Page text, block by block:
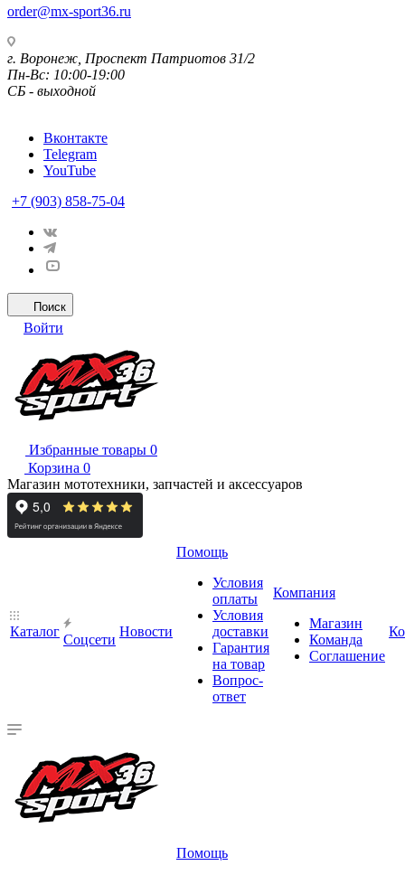
order@mx-sport36.ru
г. Воронеж, Проспект Патриотов 31/2
Пн-Вс: 10:00-19:00
СБ - выходной
Вконтакте
Telegram
YouTube
+7 (903) 858-75-04
Поиск
Войти
Избранные товары 0
Корзина 0
Магазин мототехники, запчастей и аксессуаров
Каталог
Cоцсети
Новости
Помощь
Условия
оплаты
Условия
доставки
Гарантия
на товар
Вопрос-
ответ
Компания
Магазин
Команда
Соглашение
Помощь